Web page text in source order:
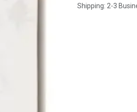
Shipping: 2-3